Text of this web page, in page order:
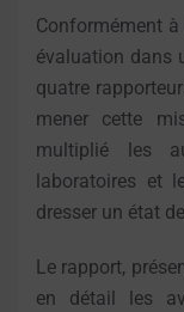
Conformément
évaluation dans
quatre
mener cette
multiplié les
laboratoires et
dresser un état
Le rapport,
en détail les